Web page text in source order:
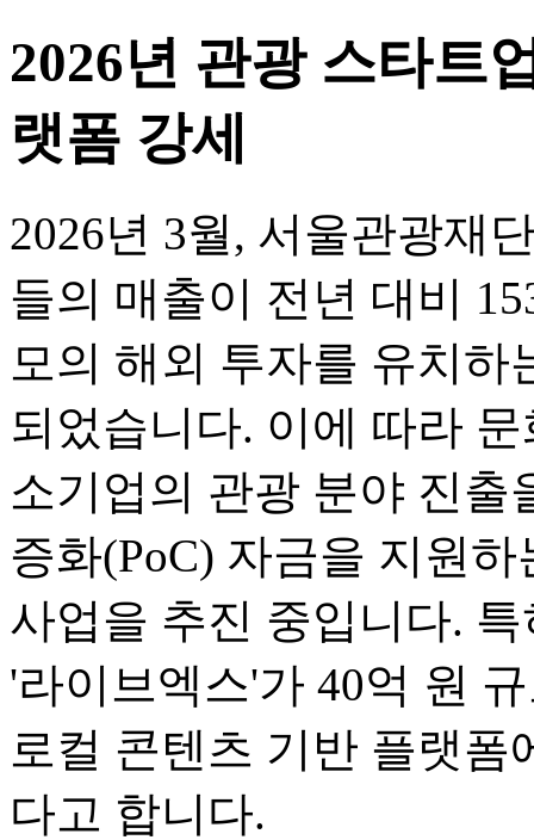
2026년 관광 스타트
랫폼 강세
2026년 3월, 서울관광재
들의 매출이 전년 대비
모의 해외 투자를 유치하
되었습니다. 이에 따라
소기업의 관광 분야 진출
증화(PoC) 자금을 지원
사업을 추진 중입니다.
'라이브엑스'가 40억 원
로컬 콘텐츠 기반 플랫폼
다고 합니다.